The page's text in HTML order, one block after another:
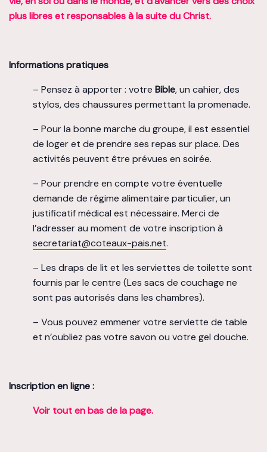
plus libres et responsables à la suite du Christ.
Informations pratiques
– Pensez à apporter : votre Bible, un cahier, des
stylos, des chaussures permettant la promenade.
– Pour la bonne marche du groupe, il est essentiel
de loger et de prendre ses repas sur place. Des
activités peuvent être prévues en soirée.
– Pour prendre en compte votre éventuelle
demande de régime alimentaire particulier, un
justificatif médical est nécessaire. Merci de
l’adresser au moment de votre inscription à
secretariat@coteaux-pais.net.
– Les draps de lit et les serviettes de toilette sont
fournis par le centre (Les sacs de couchage ne
sont pas autorisés dans les chambres).
– Vous pouvez emmener votre serviette de table
et n’oubliez pas votre savon ou votre gel douche.
Inscription en ligne :
Voir tout en bas de la page.